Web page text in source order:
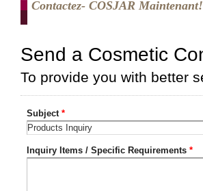
Contactez- COSJAR Maintenant!